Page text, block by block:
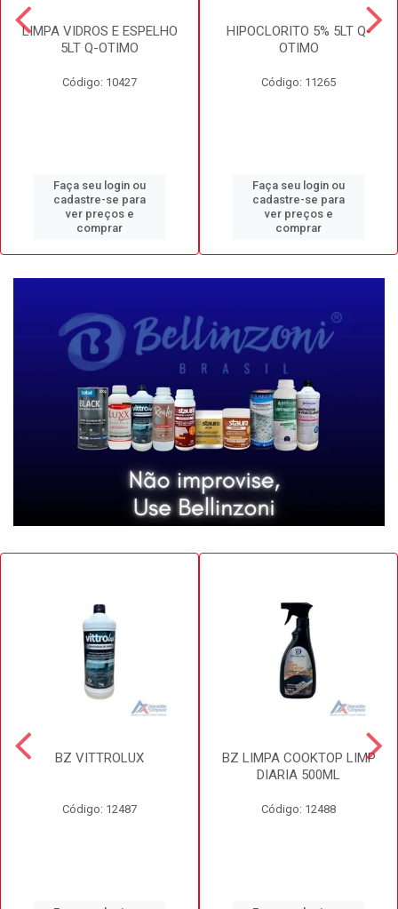
LIMPA VIDROS E ESPELHO
5LT Q-OTIMO
Código: 10427
Faça seu login ou
cadastre-se para
ver preços e
comprar
HIPOCLORITO 5% 5LT Q-
OTIMO
Código: 11265
Faça seu login ou
cadastre-se para
ver preços e
comprar
BZ VITTROLUX
Código: 12487
BZ LIMPA COOKTOP LIMP
DIARIA 500ML
Código: 12488